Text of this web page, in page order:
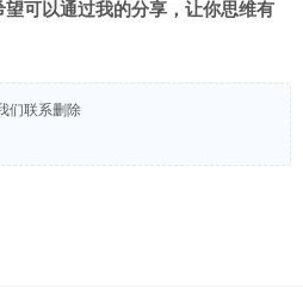
可以通过我的分享，让你思维有
们联系删除